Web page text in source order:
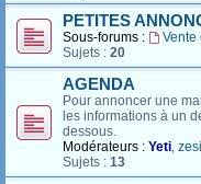
PETITES
Sous-forums : Vente
Sujets : 20
AGENDA
Pour annoncer une
les informations à un
dessous.
Modérateurs : Yeti,
Sujets : 13